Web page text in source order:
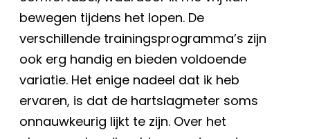
bewegen tijdens het lopen. De
verschillende trainingsprogramma’s zijn
ook erg handig en bieden voldoende
variatie. Het enige nadeel dat ik heb
ervaren, is dat de hartslagmeter soms
onnauwkeurig lijkt te zijn. Over het